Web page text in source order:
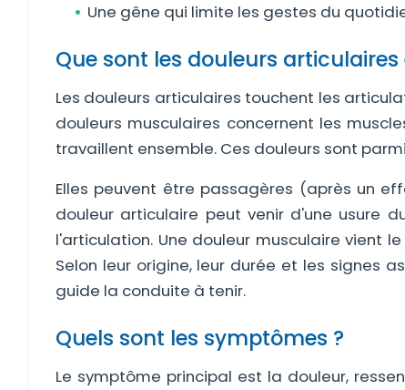
Une gêne qui limite les gestes du
Que sont les douleurs
Les douleurs articulaires touchent les
douleurs musculaires concernent les
travaillent ensemble. Ces douleurs sont
Elles peuvent être passagères (après un
douleur articulaire peut venir d'une usure
l'articulation. Une douleur musculaire vient
Selon leur origine, leur durée et les signes
guide la conduite à tenir.
Quels sont les symptômes ?
Le symptôme principal est la douleur,